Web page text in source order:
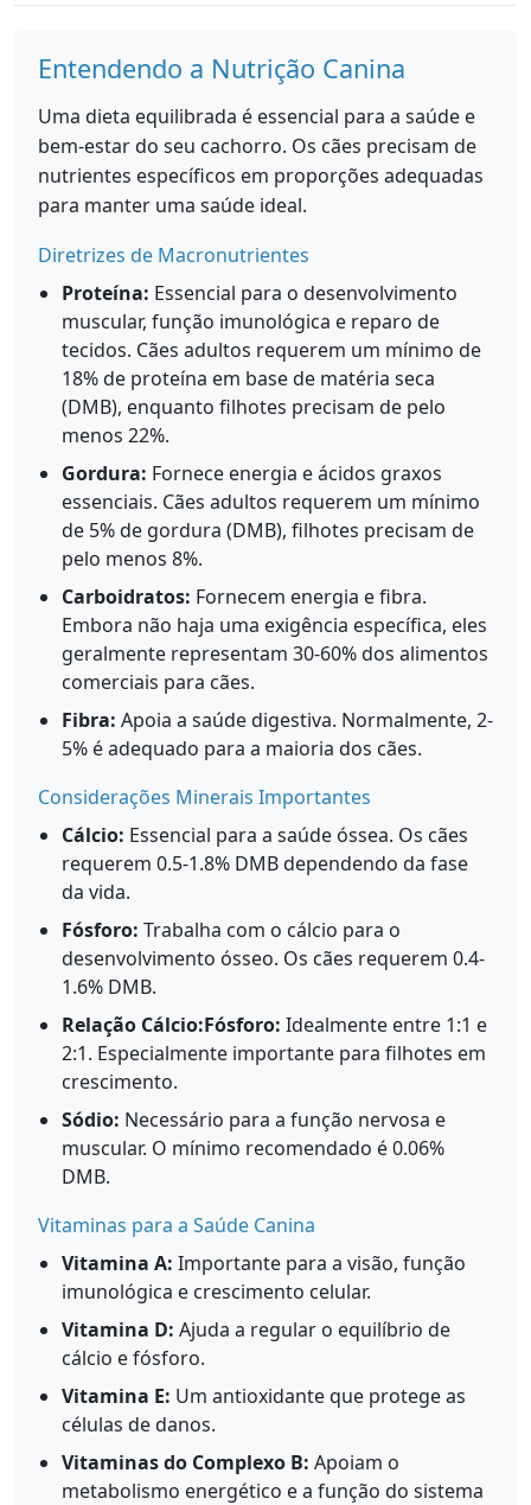
Entendendo a Nutrição Canina
Uma dieta equilibrada é essencial para a saúde e
bem-estar do seu cachorro. Os cães precisam de
nutrientes específicos em proporções adequadas
para manter uma saúde ideal.
Diretrizes de Macronutrientes
Proteína: Essencial para o desenvolvimento
muscular, função imunológica e reparo de
tecidos. Cães adultos requerem um mínimo de
18% de proteína em base de matéria seca
(DMB), enquanto filhotes precisam de pelo
menos 22%.
Gordura: Fornece energia e ácidos graxos
essenciais. Cães adultos requerem um mínimo
de 5% de gordura (DMB), filhotes precisam de
pelo menos 8%.
Carboidratos: Fornecem energia e fibra.
Embora não haja uma exigência específica, eles
geralmente representam 30-60% dos alimentos
comerciais para cães.
Fibra: Apoia a saúde digestiva. Normalmente, 2-
5% é adequado para a maioria dos cães.
Considerações Minerais Importantes
Cálcio: Essencial para a saúde óssea. Os cães
requerem 0.5-1.8% DMB dependendo da fase
da vida.
Fósforo: Trabalha com o cálcio para o
desenvolvimento ósseo. Os cães requerem 0.4-
1.6% DMB.
Relação Cálcio:Fósforo: Idealmente entre 1:1 e
2:1. Especialmente importante para filhotes em
crescimento.
Sódio: Necessário para a função nervosa e
muscular. O mínimo recomendado é 0.06%
DMB.
Vitaminas para a Saúde Canina
Vitamina A: Importante para a visão, função
imunológica e crescimento celular.
Vitamina D: Ajuda a regular o equilíbrio de
cálcio e fósforo.
Vitamina E: Um antioxidante que protege as
células de danos.
Vitaminas do Complexo B: Apoiam o
metabolismo energético e a função do sistema